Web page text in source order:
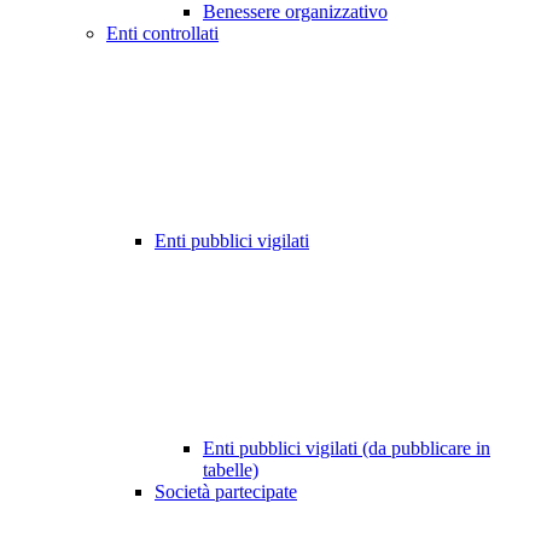
Benessere organizzativo
Enti controllati
Enti pubblici vigilati
Enti pubblici vigilati (da pubblicare in
tabelle)
Società partecipate